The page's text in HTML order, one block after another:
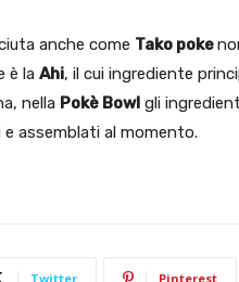
anche come Tako poke
è la Ahi, il cui ingrediente
nella Pokè Bowl gli
assemblati al momento.
Twitter Pinterest